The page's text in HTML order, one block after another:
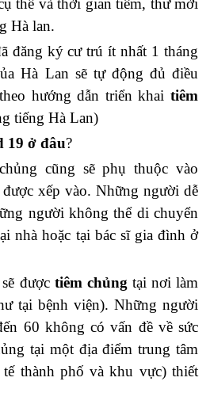
thể và thời gian tiêm, thư mời
Hà lan.
đăng ký cư trú ít nhất 1 tháng
Hà Lan sẽ tự động đủ điều
hướng dẫn triển khai tiêm
tiếng Hà Lan)
19 ở đâu?
cũng sẽ phụ thuộc vào
xếp vào. Những người dễ
người không thể di chuyển
nhà hoặc tại bác sĩ gia đình ở
đượctiêm chủng tại nơi làm
tại bệnh viện). Những người
60 không có vấn đề về sức
tại một địa điểm trung tâm
thành phố và khu vực) thiết